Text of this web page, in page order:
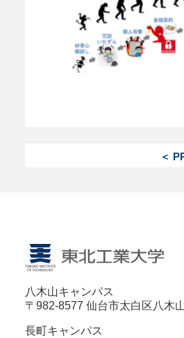
＜
八木山キャンパス
〒982-8577 仙台市太白区八木
長町キャンパス